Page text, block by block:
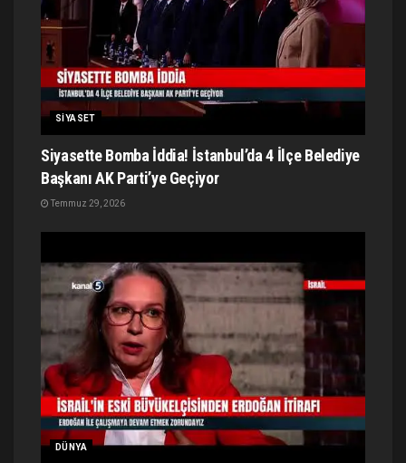
SIYASET
Siyasette Bomba İddia! İstanbul’da 4 İlçe Belediye
Başkanı AK Parti’ye Geçiyor
Temmuz 29, 2026
DÜNYA